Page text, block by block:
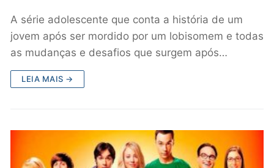
A série adolescente que conta a história de um
jovem após ser mordido por um lobisomem e todas
as mudanças e desafios que surgem após…
LEIA MAIS →